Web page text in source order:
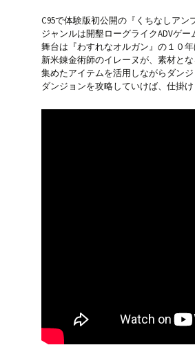
C95で体験版初公開の『くちなしアン
ジャンルは開墾ローグライクADVゲー
舞台は『わすれなオルガン』の１０年
新米錬金術師のイレーヌが、素材と
集めたアイテムを活用しながらダン
ダンジョンを攻略していけば、仕掛